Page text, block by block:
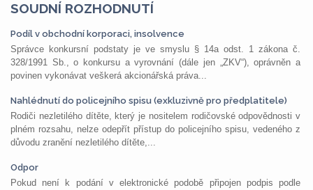
SOUDNÍ ROZHODNUTÍ
Podíl v obchodní korporaci, insolvence
Správce konkursní podstaty je ve smyslu § 14a odst. 1 zákona č.
328/1991 Sb., o konkursu a vyrovnání (dále jen „ZKV“), oprávněn a
povinen vykonávat veškerá akcionářská práva...
Nahlédnutí do policejního spisu (exkluzivně pro předplatitele)
Rodiči nezletilého dítěte, který je nositelem rodičovské odpovědnosti v
plném rozsahu, nelze odepřít přístup do policejního spisu, vedeného z
důvodu zranění nezletilého dítěte,...
Odpor
Pokud není k podání v elektronické podobě připojen podpis podle